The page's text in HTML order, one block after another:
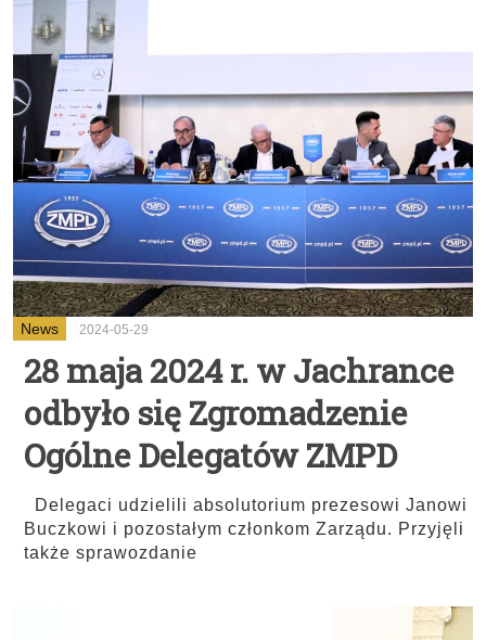
News 2024-05-29
28 maja 2024 r. w Jachrance
odbyło się Zgromadzenie
Ogólne Delegatów ZMPD
Delegaci udzielili absolutorium prezesowi Janowi
Buczkowi i pozostałym członkom Zarządu. Przyjęli
także sprawozdanie